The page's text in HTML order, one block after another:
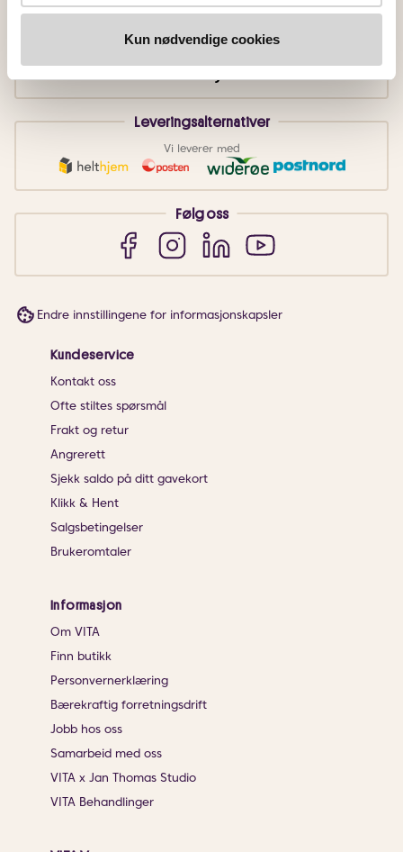
Kun nødvendige cookies
Betalingsmetoder
FakturaVippsKortbetaling
Leveringsalternativer
Vi leverer med
Følg oss
Endre innstillingene for informasjonskapsler
Kundeservice
Kontakt oss
Ofte stiltes spørsmål
Frakt og retur
Angrerett
Sjekk saldo på ditt gavekort
Klikk & Hent
Salgsbetingelser
Brukeromtaler
Informasjon
Om VITA
Finn butikk
Personvernerklæring
Bærekraftig forretningsdrift
Jobb hos oss
Samarbeid med oss
VITA x Jan Thomas Studio
VITA Behandlinger